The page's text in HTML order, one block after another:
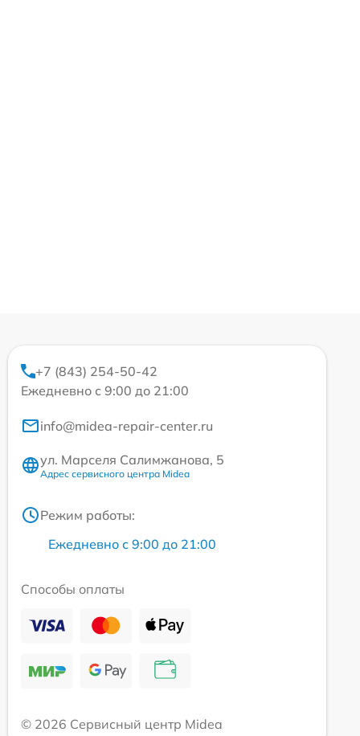
+7 (843) 254-50-42
Ежедневно с 9:00 до 21:00
info@midea-repair-center.ru
ул. Марселя Салимжанова, 5
Адрес сервисного центра Midea
Режим работы:
Ежедневно с 9:00 до 21:00
Способы оплаты
© 2026 Сервисный центр Midea